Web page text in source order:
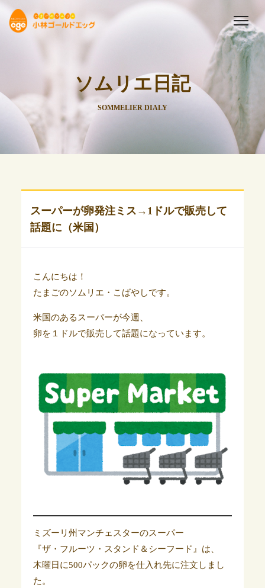
ソムリエ日記
SOMMELIER DIALY
スーパーが卵発注ミス→1ドルで販売して
話題に（米国）
こんにちは！
たまごのソムリエ・こばやしです。
米国のあるスーパーが今週、
卵を１ドルで販売して話題になっています。
ミズーリ州マンチェスターのスーパー
『ザ・フルーツ・スタンド＆シーフード』は、
木曜日に500パックの卵を仕入れ先に注文しまし
た。